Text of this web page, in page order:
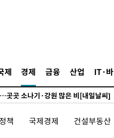
제 경제 금융 산업 IT·
루트' 합의…북쪽 인바운드·남쪽 아
권 폭염중대경보, 폭염경보로 하향
들, 정원 초과 시 낮은 계급 임용…희망
팹에 54조 투자…"AI 메모리 수요 선
기 들여다보니…한국 축구 '5승 2무'
책 국제경제 건설부동산